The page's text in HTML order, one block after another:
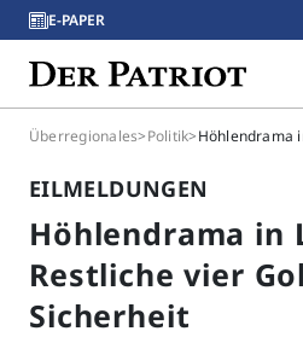
E-PAPER
Überregionales>Politik>
EILMELDUNGEN
Höhlendrama in
Restliche vier
Sicherheit